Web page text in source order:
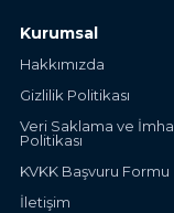
Kurumsal
Hakkımızda
Gizlilik Politikası
Veri Saklama ve İmha
Politikası
KVKK Başvuru Formu
İletişim